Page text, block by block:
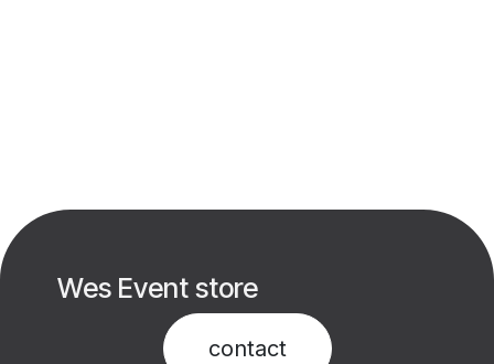
Wes Event store
contact​